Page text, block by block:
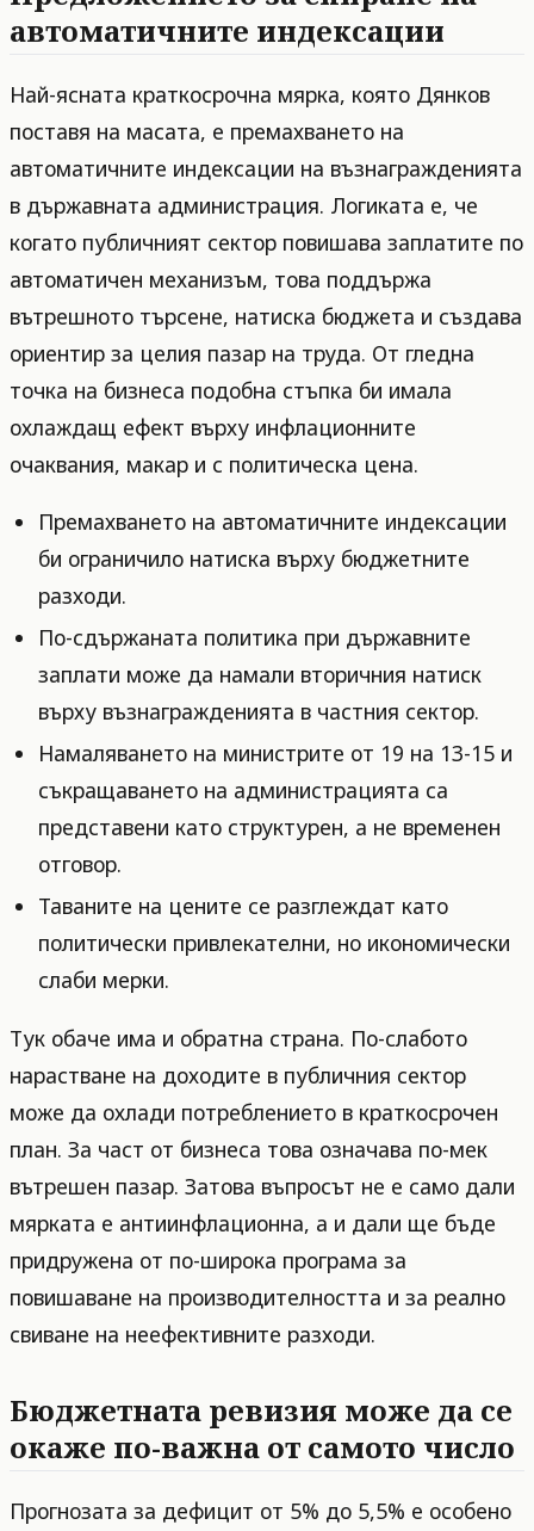
автоматичните индексации
Най-ясната краткосрочна мярка, която Дянков
поставя на масата, е премахването на
автоматичните индексации на възнагражденията
в държавната администрация. Логиката е, че
когато публичният сектор повишава заплатите по
автоматичен механизъм, това поддържа
вътрешното търсене, натиска бюджета и създава
ориентир за целия пазар на труда. От гледна
точка на бизнеса подобна стъпка би имала
охлаждащ ефект върху инфлационните
очаквания, макар и с политическа цена.
Премахването на автоматичните индексации
би ограничило натиска върху бюджетните
разходи.
По-сдържаната политика при държавните
заплати може да намали вторичния натиск
върху възнагражденията в частния сектор.
Намаляването на министрите от 19 на 13-15 и
съкращаването на администрацията са
представени като структурен, а не временен
отговор.
Таваните на цените се разглеждат като
политически привлекателни, но икономически
слаби мерки.
Тук обаче има и обратна страна. По-слабото
нарастване на доходите в публичния сектор
може да охлади потреблението в краткосрочен
план. За част от бизнеса това означава по-мек
вътрешен пазар. Затова въпросът не е само дали
мярката е антиинфлационна, а и дали ще бъде
придружена от по-широка програма за
повишаване на производителността и за реално
свиване на неефективните разходи.
Бюджетната ревизия може да се
окаже по-важна от самото число
Прогнозата за дефицит от 5% до 5,5% е особено